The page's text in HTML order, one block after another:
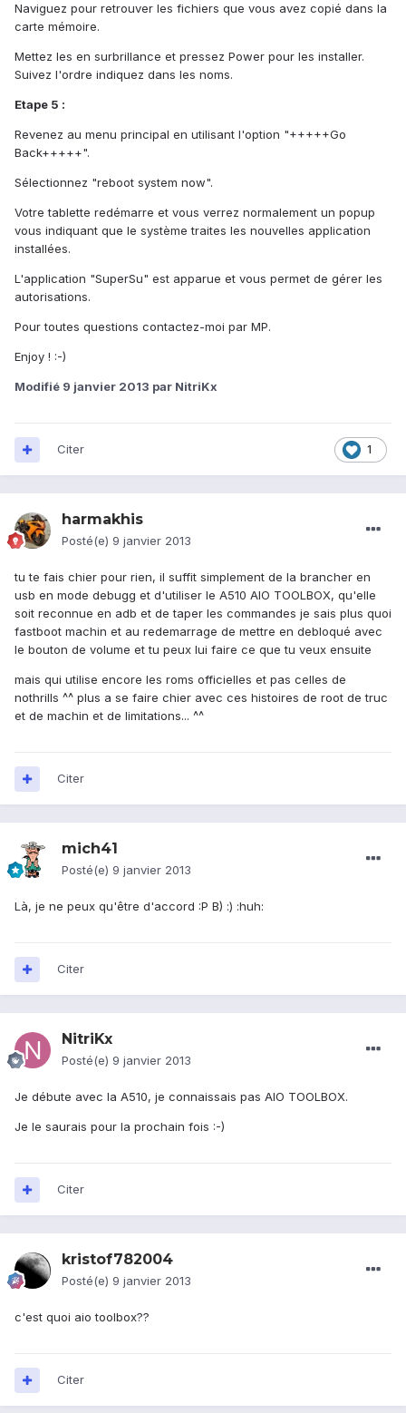
Naviguez pour retrouver les fichiers que vous avez copié dans la
carte mémoire.
Mettez les en surbrillance et pressez Power pour les installer.
Suivez l'ordre indiquez dans les noms.
Etape 5 :
Revenez au menu principal en utilisant l'option "+++++Go
Back+++++".
Sélectionnez "reboot system now".
Votre tablette redémarre et vous verrez normalement un popup
vous indiquant que le système traites les nouvelles application
installées.
L'application "SuperSu" est apparue et vous permet de gérer les
autorisations.
Pour toutes questions contactez-moi par MP.
Enjoy ! :-)
Modifié 9 janvier 2013 par NitriKx
1
Citer
harmakhis
Posté(e) 9 janvier 2013
tu te fais chier pour rien, il suffit simplement de la brancher en
usb en mode debugg et d'utiliser le A510 AIO TOOLBOX, qu'elle
soit reconnue en adb et de taper les commandes je sais plus quoi
fastboot machin et au redemarrage de mettre en debloqué avec
le bouton de volume et tu peux lui faire ce que tu veux ensuite
mais qui utilise encore les roms officielles et pas celles de
nothrills ^^ plus a se faire chier avec ces histoires de root de truc
et de machin et de limitations... ^^
Citer
mich41
Posté(e) 9 janvier 2013
Là, je ne peux qu'être d'accord :P B) :) :huh:
Citer
NitriKx
Posté(e) 9 janvier 2013
Je débute avec la A510, je connaissais pas AIO TOOLBOX.
Je le saurais pour la prochain fois :-)
Citer
kristof782004
Posté(e) 9 janvier 2013
c'est quoi aio toolbox??
Citer